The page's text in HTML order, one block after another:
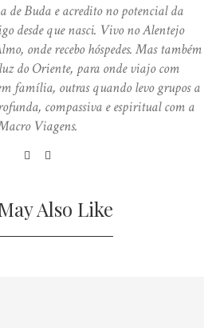
de Buda e acredito no potencial da
desde que nasci. Vivo no Alentejo
onde recebo hóspedes. Mas também
do Oriente, para onde viajo com
família, outras quando levo grupos a
compassiva e espiritual com a
Viagens.
Also Like